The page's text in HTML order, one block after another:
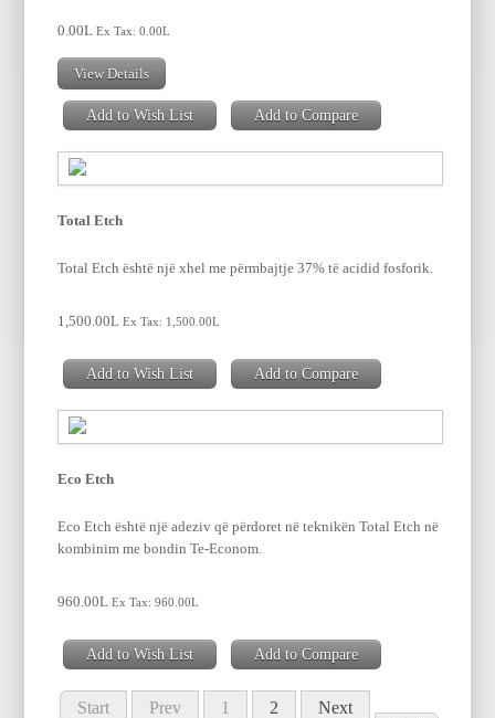
0.00L Ex Tax: 0.00L
View Details
Add to Wish List Add to Compare
Total Etch
Total Etch është një xhel me përmbajtje 37% të acidid fosforik.
1,500.00L Ex Tax: 1,500.00L
Add to Wish List Add to Compare
Eco Etch
Eco Etch është një adeziv që përdoret në teknikën Total Etch në
kombinim me bondin Te-Econom.
960.00L Ex Tax: 960.00L
Add to Wish List Add to Compare
Start Prev 1 2
Next